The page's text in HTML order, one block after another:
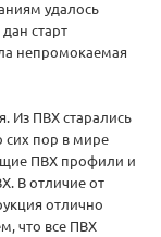
удалось
старт
непромокаемая
Из ПВХ старались
сих пор в мире
ПВХ профили и
В отличие от
отлично
что все ПВХ